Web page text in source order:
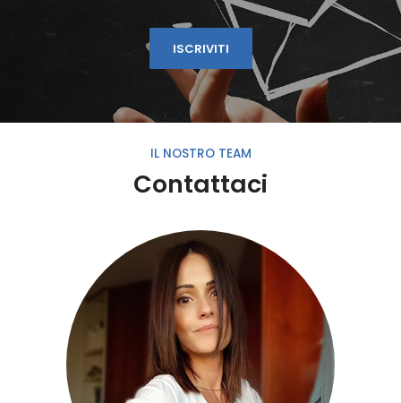
ISCRIVITI
IL NOSTRO TEAM
Contattaci